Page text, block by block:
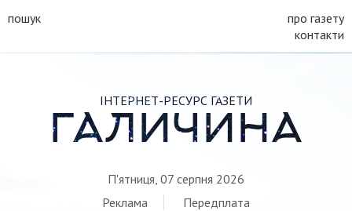
пошук
про газету
контакти
ІНТЕРНЕТ-РЕСУРС ГАЗЕТИ
ГАЛИЧИНА
П'ятниця, 07 серпня 2026
Реклама
Передплата